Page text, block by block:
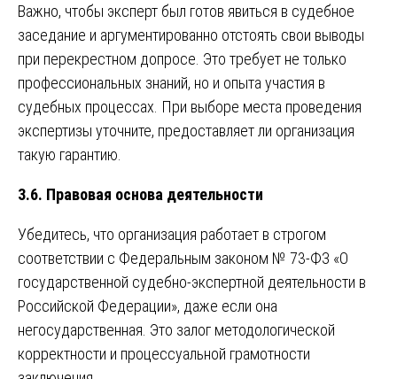
Важно, чтобы эксперт был готов явиться в судебное
заседание и аргументированно отстоять свои выводы
при перекрестном допросе. Это требует не только
профессиональных знаний, но и опыта участия в
судебных процессах. При выборе места проведения
экспертизы уточните, предоставляет ли организация
такую гарантию.
3.6. Правовая основа деятельности
Убедитесь, что организация работает в строгом
соответствии с Федеральным законом № 73-ФЗ «О
государственной судебно-экспертной деятельности в
Российской Федерации», даже если она
негосударственная. Это залог методологической
корректности и процессуальной грамотности